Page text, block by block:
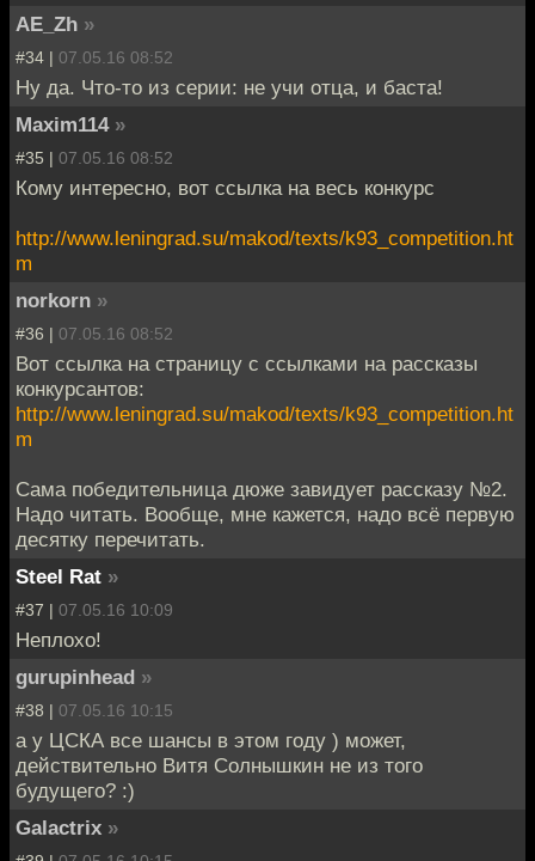
AE_Zh »
#34 | 07.05.16 08:52
Ну да. Что-то из серии: не учи отца, и баста!
Maxim114 »
#35 | 07.05.16 08:52
Кому интересно, вот ссылка на весь конкурс
http://www.leningrad.su/makod/texts/k93_competition.ht
m
norkorn »
#36 | 07.05.16 08:52
Вот ссылка на страницу с ссылками на рассказы
конкурсантов:
http://www.leningrad.su/makod/texts/k93_competition.ht
m
Сама победительница дюже завидует рассказу №2.
Надо читать. Вообще, мне кажется, надо всё первую
десятку перечитать.
Steel Rat »
#37 | 07.05.16 10:09
Неплохо!
gurupinhead »
#38 | 07.05.16 10:15
а у ЦСКА все шансы в этом году ) может,
действительно Витя Солнышкин не из того
будущего? :)
Galactrix »